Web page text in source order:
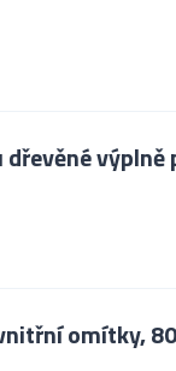
výplně
omítky,